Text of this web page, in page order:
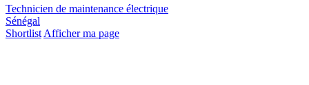
Technicien de maintenance électrique
Sénégal
Shortlist Afficher ma page